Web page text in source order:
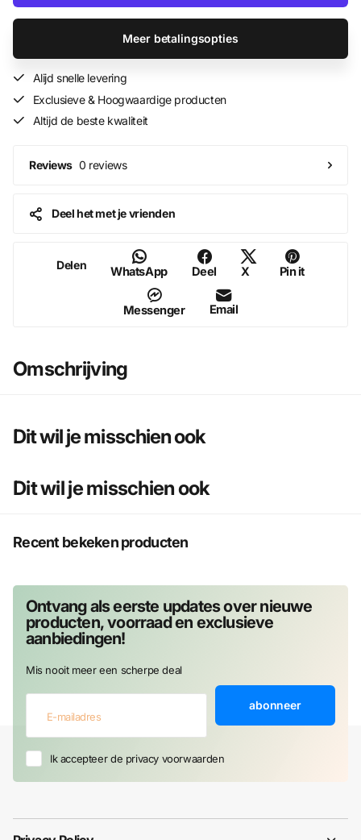
Meer betalingsopties
Alijd snelle levering
Exclusieve & Hoogwaardige producten
Altijd de beste kwaliteit
Reviews 0 reviews
Deel het met je vrienden
Delen WhatsApp Deel X Pin it
Messenger Email
Omschrijving
Dit wil je misschien ook
Dit wil je misschien ook
Recent bekeken producten
Ontvang als eerste updates over nieuwe
producten, voorraad en exclusieve
aanbiedingen!
Mis nooit meer een scherpe deal
abonneer
Ik accepteer de privacy voorwaarden